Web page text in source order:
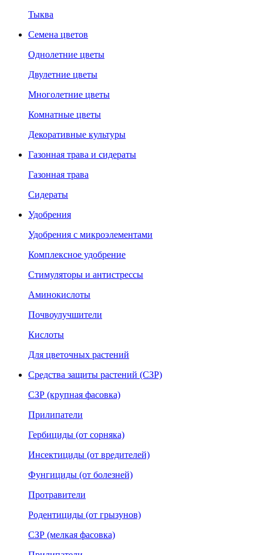
Тыква
Семена цветов
Однолетние цветы
Двулетние цветы
Многолетние цветы
Комнатные цветы
Декоративные культуры
Газонная трава и сидераты
Газонная трава
Сидераты
Удобрения
Удобрения с микроэлементами
Комплексное удобрение
Стимуляторы и антистрессы
Аминокислоты
Почвоулучшители
Кислоты
Для цветочных растений
Средства защиты растений (СЗР)
СЗР (крупная фасовка)
Прилипатели
Гербициды (от сорняка)
Инсектициды (от вредителей)
Фунгициды (от болезней)
Протравители
Родентициды (от грызунов)
СЗР (мелкая фасовка)